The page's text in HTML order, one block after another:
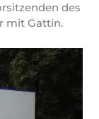
des
mit Gattin.